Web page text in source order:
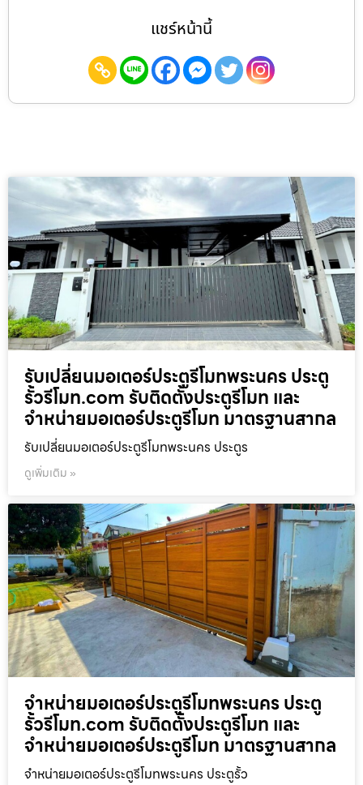
แชร์หน้านี้
รับเปลี่ยนมอเตอร์ประตูรีโมทพระนคร ประตู
รั้วรีโมท.com รับติดตั้งประตูรีโมท และ
จำหน่ายมอเตอร์ประตูรีโมท มาตรฐานสากล
รับเปลี่ยนมอเตอร์ประตูรีโมทพระนคร ประตูร
ดูเพิ่มเติม »
จำหน่ายมอเตอร์ประตูรีโมทพระนคร ประตู
รั้วรีโมท.com รับติดตั้งประตูรีโมท และ
จำหน่ายมอเตอร์ประตูรีโมท มาตรฐานสากล
จำหน่ายมอเตอร์ประตูรีโมทพระนคร ประตูรั้ว